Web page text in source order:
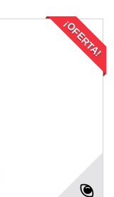
¡OFERTA!